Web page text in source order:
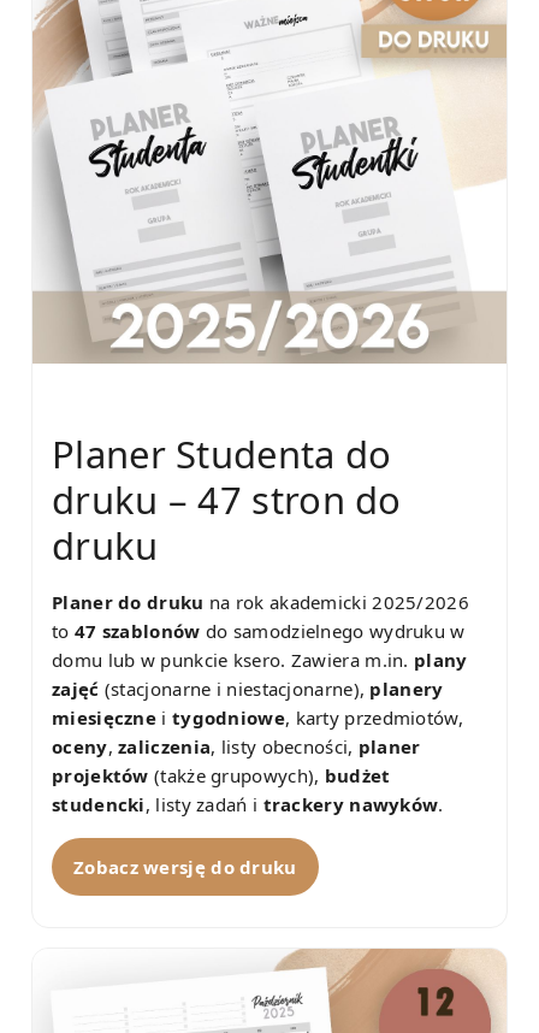
Planer Studenta do
druku – 47 stron do
druku
Planer do druku na rok akademicki 2025/2026
to 47 szablonów do samodzielnego wydruku w
domu lub w punkcie ksero. Zawiera m.in. plany
zajęć (stacjonarne i niestacjonarne), planery
miesięczne i tygodniowe, karty przedmiotów,
oceny,zaliczenia, listy obecności, planer
projektów (także grupowych), budżet
studencki, listy zadań i trackery nawyków.
Zobacz wersję do druku